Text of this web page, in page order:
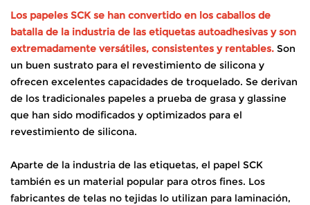
Los papeles SCK se han convertido en los caballos de
batalla de la industria de las etiquetas autoadhesivas y son
extremadamente versátiles, consistentes y rentables. Son
un buen sustrato para el revestimiento de silicona y
ofrecen excelentes capacidades de troquelado. Se derivan
de los tradicionales papeles a prueba de grasa y glassine
que han sido modificados y optimizados para el
revestimiento de silicona.
Aparte de la industria de las etiquetas, el papel SCK
también es un material popular para otros fines. Los
fabricantes de telas no tejidas lo utilizan para laminación,